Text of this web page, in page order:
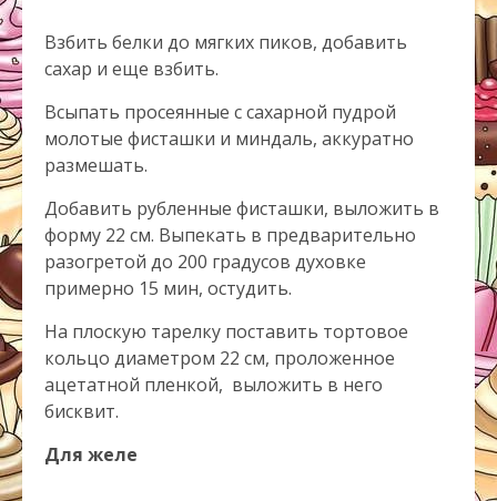
Взбить белки до мягких пиков, добавить
сахар и еще взбить.
Всыпать просеянные с сахарной пудрой
молотые фисташки и миндаль, аккуратно
размешать.
Добавить рубленные фисташки, выложить в
форму 22 см. Выпекать в предварительно
разогретой до 200 градусов духовке
примерно 15 мин, остудить.
На плоскую тарелку поставить тортовое
кольцо диаметром 22 см, проложенное
ацетатной пленкой, выложить в него
бисквит.
Для желе